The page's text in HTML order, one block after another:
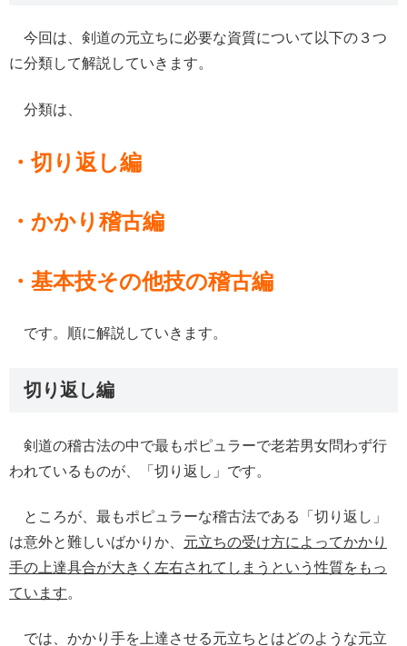
今回は、剣道の元立ちに必要な資質について以下の３つ
に分類して解説していきます。
分類は、
・切り返し編
・かかり稽古編
・基本技その他技の稽古編
です。順に解説していきます。
切り返し編
剣道の稽古法の中で最もポピュラーで老若男女問わず行
われているものが、「切り返し」です。
ところが、最もポピュラーな稽古法である「切り返し」
は意外と難しいばかりか、 元立ちの受け方によってかかり
手の上達具合が大きく左右されてしまうという性質をもっ
ています。
では、かかり手を上達させる元立ちとはどのような元立